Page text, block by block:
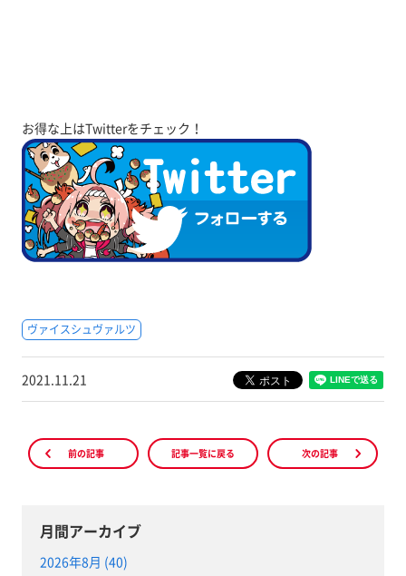
お得な上はTwitterをチェック！
ヴァイスシュヴァルツ
2021.11.21
前の記事 記事一覧に戻る 次の記事
月間アーカイブ
2026年8月 (40)